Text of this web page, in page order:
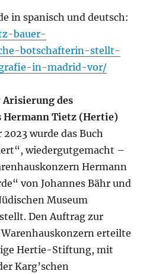
in spanisch und deutsch:
bauer-
botschafterin-stellt-
in-madrid-vor/
Arisierung des
Hermann Tietz (Hertie)
2023 wurde das Buch
wiedergutgemacht –
Hermann
von Johannes Bähr und
Museum
Den Auftrag zur
erteilte
Hertie-Stiftung, mit
Karg’schen